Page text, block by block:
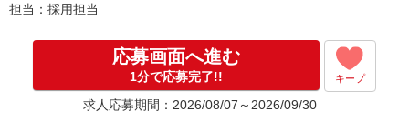
担当：採用担当
応募画面へ進む
1分で応募完了!! キープ
求人応募期間：2026/08/07～2026/09/30